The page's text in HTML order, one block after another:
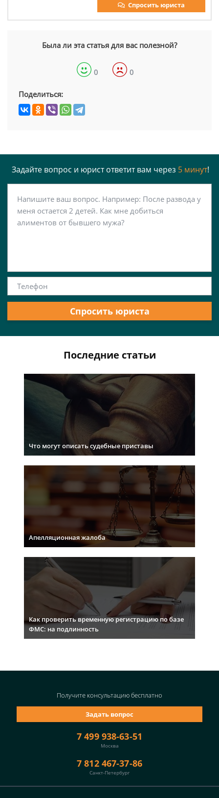
Спросить юриста
Была ли эта статья для вас полезной?
0 0
Поделиться:
Задайте вопрос и юрист ответит вам через 5 минут!
Спросить юриста
Последние статьи
Что могут описать судебные приставы
Апелляционная жалоба
Как проверить временную регистрацию по базе
ФМС: на подлинность
7 499 938-63-51
Москва
7 812 467-37-86
Санкт-Петербург
Задать вопрос
Получите консультациюбесплатно